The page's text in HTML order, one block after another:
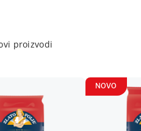
proizvodi
NOVO